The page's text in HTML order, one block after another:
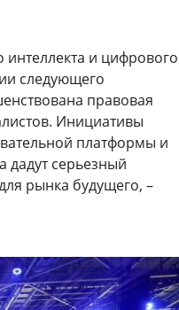
интеллекта и цифрового
следующего
правовая
Инициативы
платформы и
дадут серьезный
рынка будущего, –